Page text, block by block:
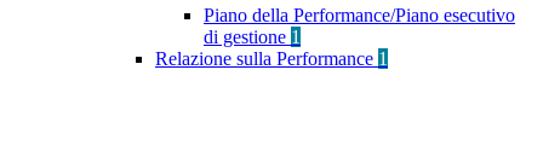
Piano della Performance/Piano esecutivo
di gestione 1
Relazione sulla Performance 1